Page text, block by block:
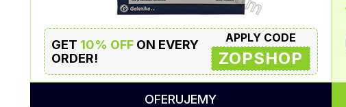
GET 10% OFFON EVERY
ORDER!
APPLY CODE
ZOPSHOP
OFERUJEMY